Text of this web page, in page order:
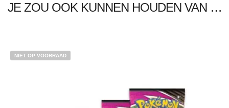
JE ZOU OOK KUNNEN HOUDEN VAN …
NIET OP VOORRAAD